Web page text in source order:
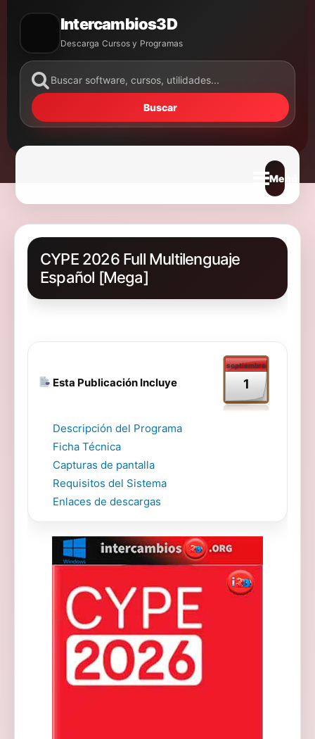
Intercambios3D
Descarga Cursos y Programas
Buscar
Abrir
CYPE 2026 Full Multilenguaje
Español [Mega]
Esta Publicación Incluye
septiembre
1
Descripción del Programa
Ficha Técnica
Capturas de pantalla
Requisitos del Sistema
Enlaces de descargas